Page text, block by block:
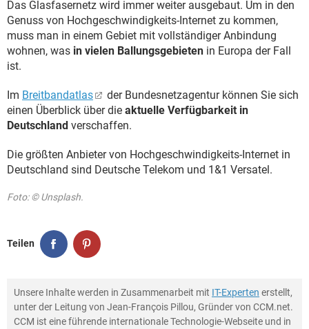
Das Glasfasernetz wird immer weiter ausgebaut. Um in den
Genuss von Hochgeschwindigkeits-Internet zu kommen,
muss man in einem Gebiet mit vollständiger Anbindung
wohnen, was in vielen Ballungsgebieten in Europa der Fall
ist.
Im Breitbandatlas
der Bundesnetzagentur können Sie sich
einen Überblick über die aktuelle Verfügbarkeit in
Deutschland verschaffen.
Die größten Anbieter von Hochgeschwindigkeits-Internet in
Deutschland sind Deutsche Telekom und 1&1 Versatel.
Foto: © Unsplash.
Teilen
Unsere Inhalte werden in Zusammenarbeit mit IT-Experten erstellt,
unter der Leitung von Jean-François Pillou, Gründer von CCM.net.
CCM ist eine führende internationale Technologie-Webseite und in